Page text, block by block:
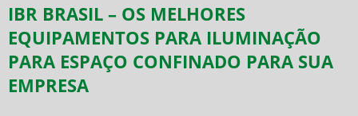
IBR BRASIL – OS MELHORES
EQUIPAMENTOS PARA ILUMINAÇÃO
PARA ESPAÇO CONFINADO PARA SUA
EMPRESA